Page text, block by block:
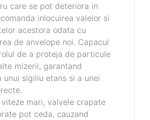
care se pot deteriora in
inlocuirea valelor si
acestora odata cu
de anvelope noi. Capacul
de a proteja de particule
mizerii, garantand
unui sigiliu etans si a unei
viteze mari, valvele crapate
pot ceda, cauzand